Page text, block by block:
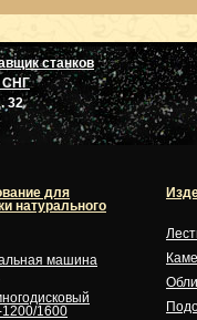
станков
СНГ
32
для
натурального
машина
1600